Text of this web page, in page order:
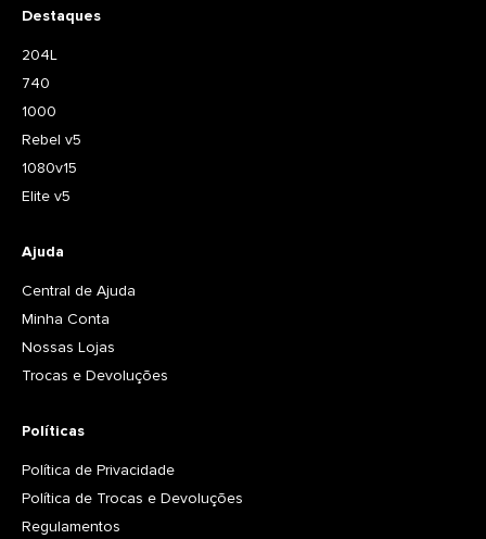
Destaques
204L
740
1000
Rebel v5
1080v15
Elite v5
Ajuda
Central de Ajuda
Minha Conta
Nossas Lojas
Trocas e Devoluções
Políticas
Política de Privacidade
Política de Trocas e Devoluções
Regulamentos